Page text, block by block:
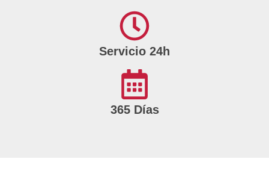
Servicio 24h
365 Días